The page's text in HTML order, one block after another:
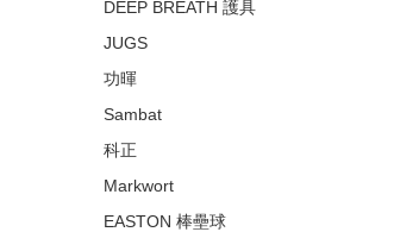
DEEP BREATH 護具
JUGS
功暉
Sambat
科正
Markwort
EASTON 棒壘球